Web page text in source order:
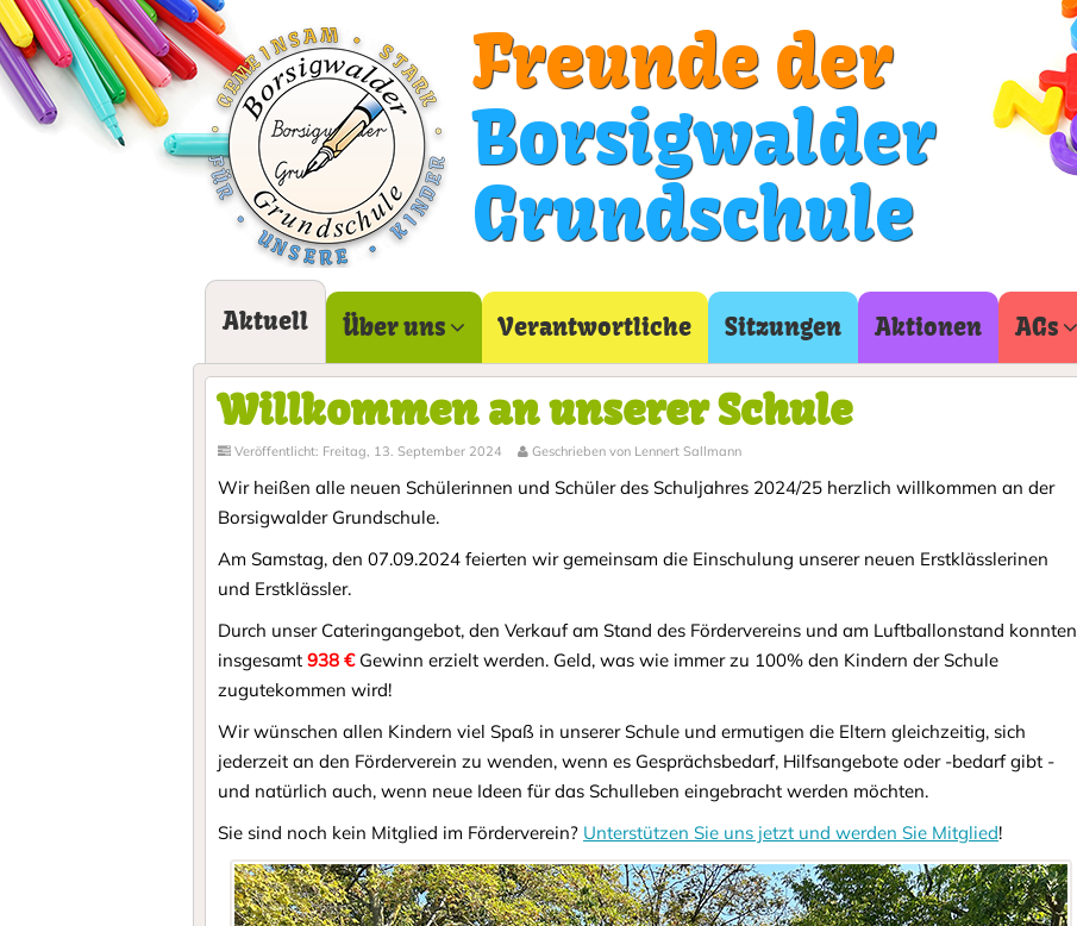
Freunde der
Borsigwalder
Grundschule
Aktuell Über uns Verantwortliche Sitzungen Aktionen AGs
Willkommen an unserer Schule
Veröffentlicht: Freitag, 13. September 2024 Geschrieben von Lennert Sallmann
Wir heißen alle neuen Schülerinnen und Schüler des Schuljahres 2024/25 herzlich willkommen an der
Borsigwalder Grundschule.
Am Samstag, den 07.09.2024 feierten wir gemeinsam die Einschulung unserer neuen Erstklässlerinen
und Erstklässler.
Durch unser Cateringangebot, den Verkauf am Stand des Fördervereins und am Luftballonstand konnten
insgesamt 938 €Gewinn erzielt werden. Geld, was wie immer zu 100% den Kindern der Schule
zugutekommen wird!
Wir wünschen allen Kindern viel Spaß in unserer Schule und ermutigen die Eltern gleichzeitig, sich
jederzeit an den Förderverein zu wenden, wenn es Gesprächsbedarf, Hilfsangebote oder -bedarf gibt -
und natürlich auch, wenn neue Ideen für das Schulleben eingebracht werden möchten.
Sie sind noch kein Mitglied im Förderverein? Unterstützen Sie uns jetzt und werden Sie Mitglied!